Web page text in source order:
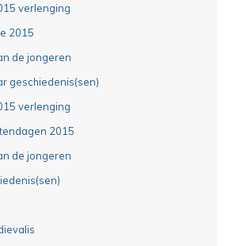
verlenging
2015
de jongeren
geschiedenis(sen)
verlenging
2015
de jongeren